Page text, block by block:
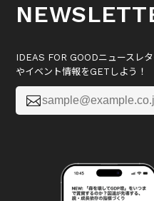
IDEAS FOR GOODニュースレ
やイベント情報をGETしよう！
